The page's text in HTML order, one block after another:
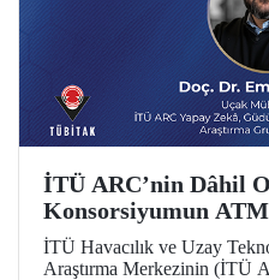
İTÜ ARC’nin Dâhil
Konsorsiyumun
Ufuk Avrupa Desteği
İTÜ Havacılık ve Uzay
Araştırma Merkezinin (İTÜ